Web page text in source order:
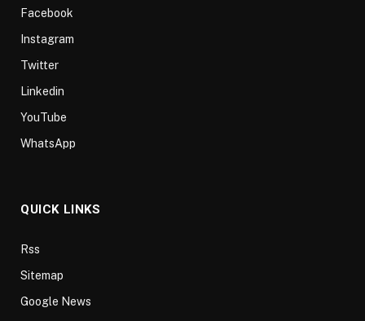
Facebook
Instagram
Twitter
Linkedin
YouTube
WhatsApp
QUICK LINKS
Rss
Sitemap
Google News